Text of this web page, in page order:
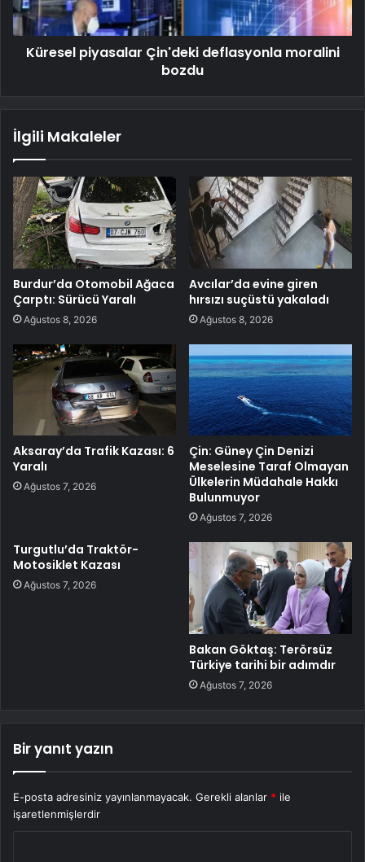
Küresel piyasalar Çin'deki deflasyonla moralini
bozdu
İlgili Makaleler
Burdur’da Otomobil Ağaca
Çarptı: Sürücü Yaralı
Ağustos 8, 2026
Avcılar’da evine giren
hırsızı suçüstü yakaladı
Ağustos 8, 2026
Aksaray’da Trafik Kazası: 6
Yaralı
Ağustos 7, 2026
Çin: Güney Çin Denizi
Meselesine Taraf Olmayan
Ülkelerin Müdahale Hakkı
Bulunmuyor
Ağustos 7, 2026
Turgutlu’da Traktör-
Motosiklet Kazası
Ağustos 7, 2026
Bakan Göktaş: Terörsüz
Türkiye tarihi bir adımdır
Ağustos 7, 2026
Bir yanıt yazın
E-posta adresiniz yayınlanmayacak. Gerekli alanlar * ile
işaretlenmişlerdir